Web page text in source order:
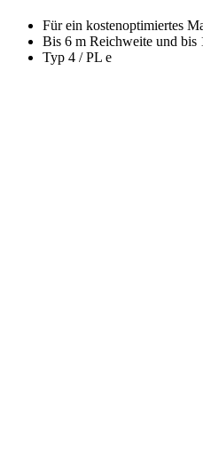
Für ein kostenoptimiertes
Bis 6 m Reichweite und bis
Typ 4 / PL e